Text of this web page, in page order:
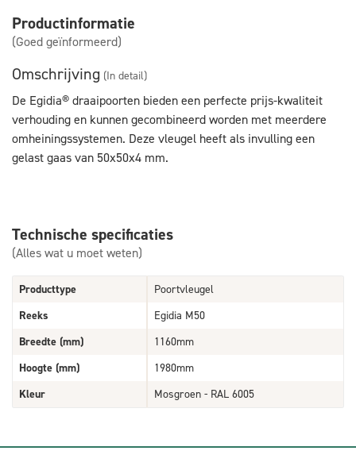
Productinformatie
(Goed geïnformeerd)
Omschrijving (In detail)
De Egidia® draaipoorten bieden een perfecte prijs-kwaliteit
verhouding en kunnen gecombineerd worden met meerdere
omheiningssystemen. Deze vleugel heeft als invulling een
gelast gaas van 50x50x4 mm.
Technische specificaties
(Alles wat u moet weten)
Producttype
Poortvleugel
Reeks
Egidia M50
Breedte (mm)
1160mm
Hoogte (mm)
1980mm
Kleur
Mosgroen - RAL 6005